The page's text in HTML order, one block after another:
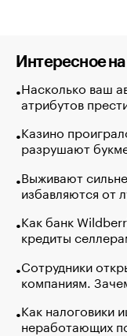
Интересное
Насколько ваш
атрибутов
Казино
разрушают
Выживают
избавляются от
Как банк
кредиты
Сотрудники
компаниям.
Как налоговики
неработающих